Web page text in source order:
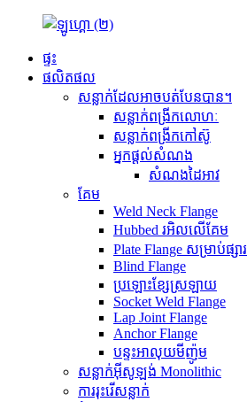
ផ្ទះ
ផលិតផល
សន្លាក់ដែលអាចបត់បែនបាន។
សន្លាក់ពង្រីកលោហៈ
សន្លាក់ពង្រីកកៅស៊ូ
អ្នកផ្តល់សំណង
សំណងដៃអាវ
គែម
Weld Neck Flange
Hubbed រអិលលើគែម
Plate Flange សម្រាប់ផ្សារ
Blind Flange
ប្រឡោះខ្សែស្រឡាយ
Socket Weld Flange
Lap Joint Flange
Anchor Flange
បន្ទះអាលុយមីញ៉ូម
សន្លាក់អ៊ីសូឡង់ Monolithic
ការរុះរើសន្លាក់